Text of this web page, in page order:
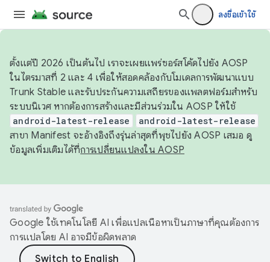
ลงชื่อเข้าใช้
ตั้งแต่ปี 2026 เป็นต้นไป เราจะเผยแพร่ซอร์สโค้ดไปยัง AOSP
ในไตรมาสที่ 2 และ 4 เพื่อให้สอดคล้องกับโมเดลการพัฒนาแบบ
Trunk Stable และรับประกันความเสถียรของแพลตฟอร์มสำหรับ
ระบบนิเวศ หากต้องการสร้างและมีส่วนร่วมใน AOSP ให้ใช้
android-latest-release android-latest-release
สาขา Manifest จะอ้างอิงถึงรุ่นล่าสุดที่พุชไปยัง AOSP เสมอ ดู
ข้อมูลเพิ่มเติมได้ที่การเปลี่ยนแปลงใน AOSP
Google ใช้เทคโนโลยี AI เพื่อแปลเนื้อหาเป็นภาษาที่คุณต้องการ
การแปลโดย AI อาจมีข้อผิดพลาด